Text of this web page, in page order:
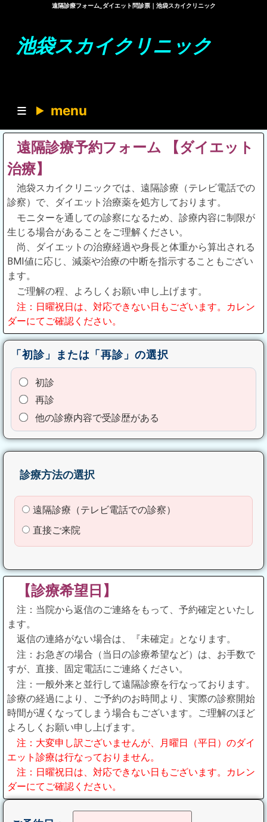
遠隔診療フォーム_ダイエット問診票｜池袋スカイクリニック
池袋スカイクリニック
menu
遠隔診療予約フォーム 【ダイエット
治療】
池袋スカイクリニックでは、遠隔診療（テレビ電話での
診察）で、ダイエット治療薬を処方しております。
モニターを通しての診察になるため、診療内容に制限が
生じる場合があることをご理解ください。
尚、ダイエットの治療経過や身長と体重から算出される
BMI値に応じ、減薬や治療の中断を指示することもござい
ます。
ご理解の程、よろしくお願い申し上げます。
注：日曜祝日は、対応できない日もございます。カレン
ダーにてご確認ください。
「初診」または「再診」の選択
初診
再診
他の診療内容で受診歴がある
診療方法の選択
遠隔診療（テレビ電話での診察）
直接ご来院
【診療希望日】
注：当院から返信のご連絡をもって、予約確定といたし
ます。
返信の連絡がない場合は、『未確定』となります。
注：お急ぎの場合（当日の診療希望など）は、お手数で
すが、直接、固定電話にご連絡ください。
注：一般外来と並行して遠隔診療を行なっております。
診療の経過により、ご予約のお時間より、実際の診察開始
時間が遅くなってしまう場合もございます。ご理解のほど
よろしくお願い申し上げます。
注：大変申し訳ございませんが、月曜日（平日）のダイ
エット診療は行なっておりません。
注：日曜祝日は、対応できない日もございます。カレン
ダーにてご確認ください。